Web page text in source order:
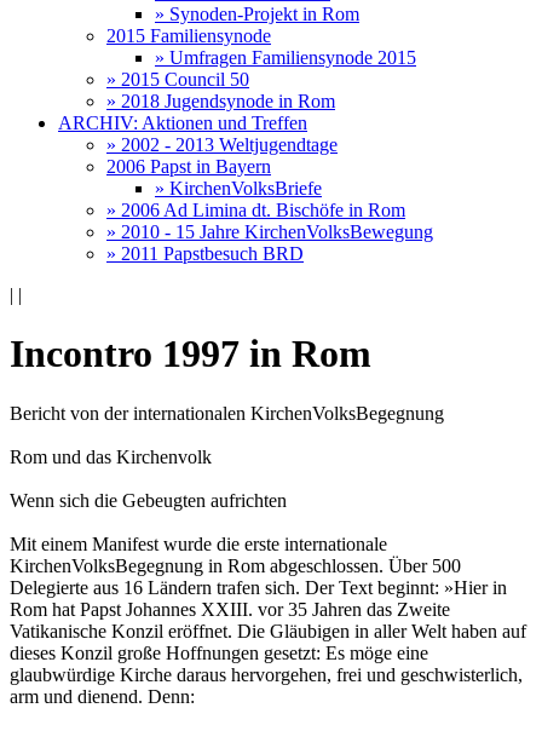
» Synoden-Projekt in Rom
2015 Familiensynode
» Umfragen Familiensynode 2015
» 2015 Council 50
» 2018 Jugendsynode in Rom
ARCHIV: Aktionen und Treffen
» 2002 - 2013 Weltjugendtage
2006 Papst in Bayern
» KirchenVolksBriefe
» 2006 Ad Limina dt. Bischöfe in Rom
» 2010 - 15 Jahre KirchenVolksBewegung
» 2011 Papstbesuch BRD
| |
Incontro 1997 in Rom
Bericht von der internationalen KirchenVolksBegegnung
Rom und das Kirchenvolk
Wenn sich die Gebeugten aufrichten
Mit einem Manifest wurde die erste internationale
KirchenVolksBegegnung in Rom abgeschlossen. Über 500
Delegierte aus 16 Ländern trafen sich. Der Text beginnt: »Hier in
Rom hat Papst Johannes XXIII. vor 35 Jahren das Zweite
Vatikanische Konzil eröffnet. Die Gläubigen in aller Welt haben auf
dieses Konzil große Hoffnungen gesetzt: Es möge eine
glaubwürdige Kirche daraus hervorgehen, frei und geschwisterlich,
arm und dienend. Denn: